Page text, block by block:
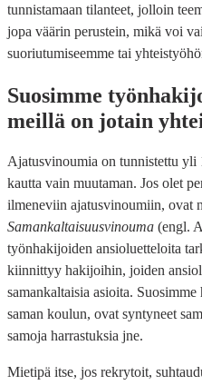
tunnistamaan tilanteet, jolloin
jopa väärin perustein, mikä voi
suoriutumiseemme tai
Suosimme
meillä on jotain
Ajatusvinoumia on tunnistettu yli
kautta vain muutaman. Jos olet
ilmeneviin ajatusvinoumiin, ovat
Samankaltaisuusvinouma (engl.
työnhakijoiden ansioluetteloita
kiinnittyy hakijoihin, joiden
samankaltaisia asioita.
saman koulun, ovat syntyneet
samoja harrastuksia jne.
Mietipä itse, jos rekrytoit,